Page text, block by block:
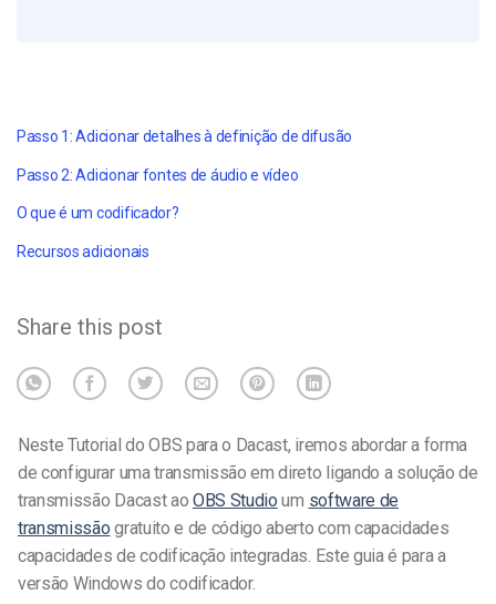
Passo 1: Adicionar detalhes à definição de difusão
Passo 2: Adicionar fontes de áudio e vídeo
O que é um codificador?
Recursos adicionais
Share this post
Neste Tutorial do OBS para o Dacast, iremos abordar a forma
de configurar uma transmissão em direto ligando a solução de
transmissão Dacast ao OBS Studio um software de
transmissão gratuito e de código aberto com capacidades
capacidades de codificação integradas Este guia é para a
versão Windows do codificador.